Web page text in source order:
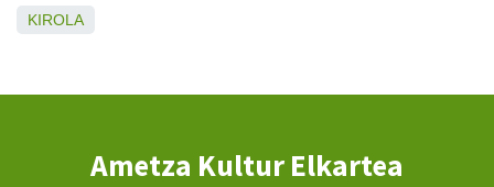
KIROLA
Ametza Kultur Elkartea